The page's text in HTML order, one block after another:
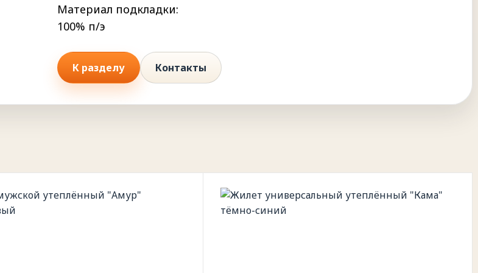
Материал подкладки:
100% п/э
К разделу Контакты